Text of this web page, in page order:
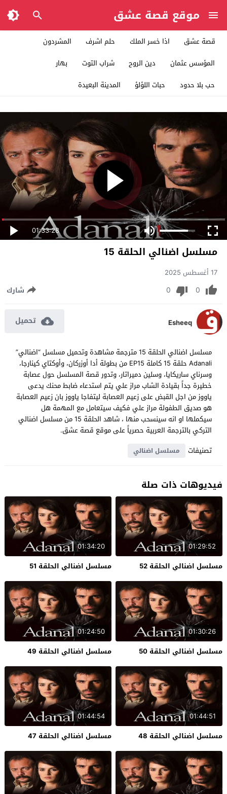
موقع قصة عشق
قصة عشق اذا خسر الملك حلم اشرف
المشردون
المؤسس عثمان
دين الروح شراب التوت
بهار
حب بلا حدود
حبات اللؤلؤ المدينة البعيدة
01:33:28
مسلسل اضنالي الحلقة 15
17 أغسطس 2025
0
0 شارك
Esheeq تحميل
مسلسل اضنالي الحلقة 15 مترجمة مشاهدة وتحميل مسلسل “اضنالي”
Adanali حلقة 15 كاملة EP15 من بطولة أدا أوزركان، وأوكتاي كينارجا،
وسرناي ساريكايا، وسلين دميراتار، وتدور قصة المسلسل حول عصابة
خطيرة جداً بقيادة الشاب مراز علي يتم استدعاء ضابط محنك يدعى
ياووز من اجل القبض على زعيم العصابة ليتفاجا ياووز بان زعيم العصابة
هو صديق الطفولة مراز علي فكيف سيتعامل مع المهمة هل
سيكملها او انه سينسحب منها ، شاهد الحلقة 15 من مسلسل اضنالي
التركي بالترجمة العربية حصرياً على موقع قصة عشق.
تصنيفات
مسلسل اضنالي
فيديوهات ذات صلة
01:29:52
مسلسل اضنالي الحلقة 52
01:34:20
مسلسل اضنالي الحلقة 51
01:30:26
مسلسل اضنالي الحلقة 50
01:24:50
مسلسل اضنالي الحلقة 49
01:44:51
مسلسل اضنالي الحلقة 48
01:44:54
مسلسل اضنالي الحلقة 47